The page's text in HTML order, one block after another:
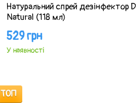
Натуральний спрей дезінфектор
Natural (118 мл)
529 грн
У наявності
ТОП